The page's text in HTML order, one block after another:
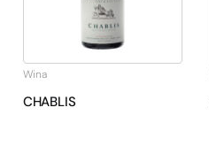
Wina
CHABLIS